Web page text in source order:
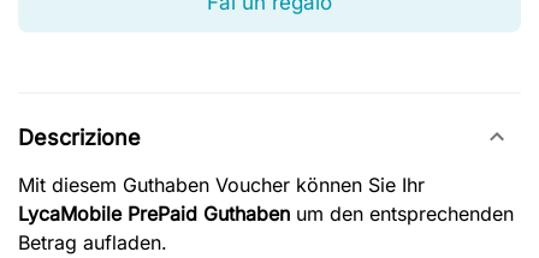
Descrizione
Mit diesem Guthaben Voucher können Sie Ihr
LycaMobile PrePaid Guthaben um den entsprechenden
Betrag aufladen.